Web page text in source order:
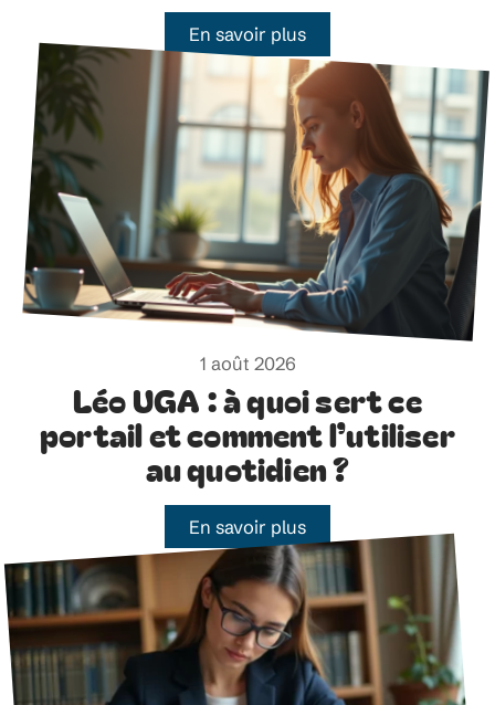
En savoir plus
1 août 2026
Léo UGA : à quoi sert ce
portail et comment l’utiliser
au quotidien ?
En savoir plus